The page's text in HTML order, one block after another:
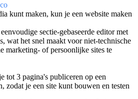
kunt maken, kun je een website maken
sectie-gebaseerde editor met
wat het snel maakt voor niet-technische
marketing- of persoonlijke sites te
tot 3 pagina's publiceren op een
zodat je een site kunt bouwen en testen